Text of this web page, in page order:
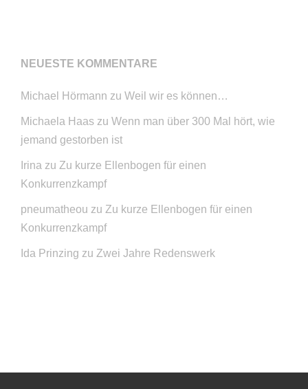
NEUESTE KOMMENTARE
Michael Hörmann zu Weil wir es können…
Michaela Haas zu Wenn man über 300 Mal hört, wie
jemand gestorben ist
Irina zu Zu kurze Ellenbogen für einen
Konkurrenzkampf
pneumatheou zu Zu kurze Ellenbogen für einen
Konkurrenzkampf
Ida Prinzing zu Zwei Jahre Redenswerk